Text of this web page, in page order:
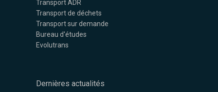
Transport ADR
Transport de déchets
Transport sur demande
Bureau d'études
Evolutrans
Dernières actualités